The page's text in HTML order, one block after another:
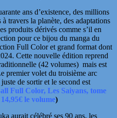
ans d’existence, des millions
travers la planète, des adaptations
produits dérivés comme s’il en
pour ce bijou du manga du
Full Color et grand format dont
Cette nouvelle édition reprend
(42 volumes) mais est
premier volet du troisième arc
de sortir et le second est
Full Color, Les Saiyans, tome
le volume)
aurait célébré ses 90 ans, les